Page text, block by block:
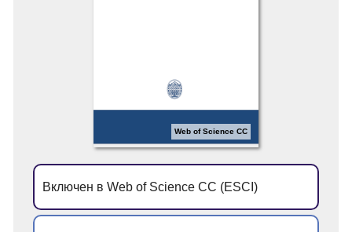
Web of Science CC
Включен в Web of Science CC (ESCI)